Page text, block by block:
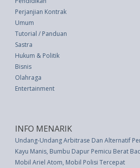
Perjanjian Kontrak
Umum
Tutorial / Panduan
Sastra
Hukum & Politik
Bisnis
Olahraga
Entertainment
INFO MENARIK
Undang-Undang Arbitrase Dan Alternatif
Kayu Manis, Bumbu Dapur Pemicu Berat
Mobil Ariel Atom, Mobil Polisi Tercepat